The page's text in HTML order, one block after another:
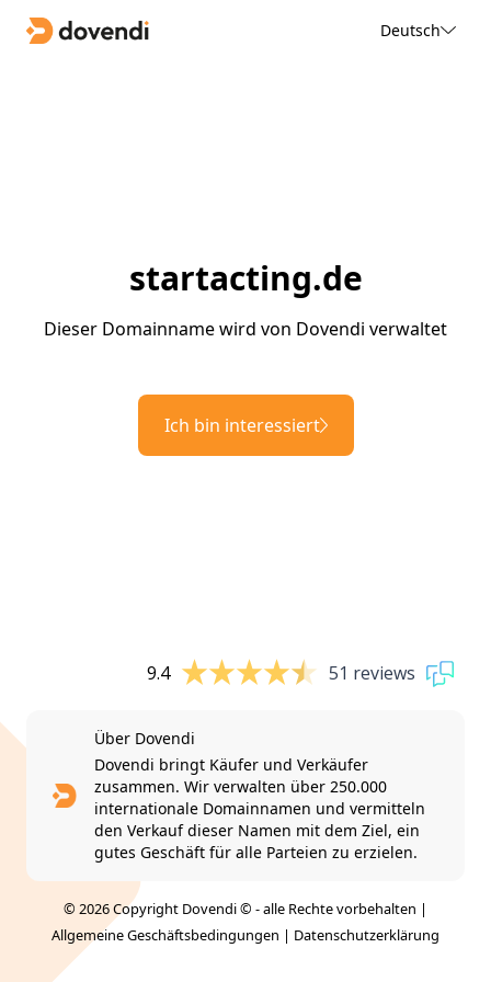
Deutsch
startacting.de
Dieser Domainname wird von Dovendi verwaltet
Ich bin interessiert
9.4 51 reviews
Über Dovendi
Dovendi bringt Käufer und Verkäufer
zusammen. Wir verwalten über 250.000
internationale Domainnamen und vermitteln
den Verkauf dieser Namen mit dem Ziel, ein
gutes Geschäft für alle Parteien zu erzielen.
© 2026 Copyright Dovendi © - alle Rechte vorbehalten |
Allgemeine Geschäftsbedingungen | Datenschutzerklärung